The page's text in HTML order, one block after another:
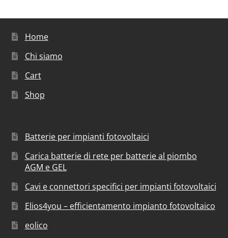
Home
Chi siamo
Cart
Shop
Batterie per impianti fotovoltaici
Carica batterie di rete per batterie al piombo
AGM e GEL
Cavi e connettori specifici per impianti fotovoltaici
Elios4you – efficientamento impianto fotovoltaico
eolico